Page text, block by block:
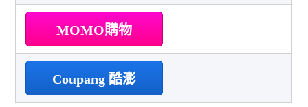
MOMO購物
Coupang 酷澎